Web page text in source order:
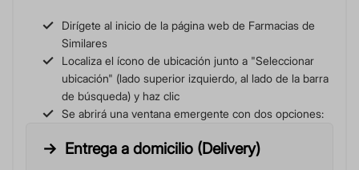
Dirígete al inicio de la página web de Farmacias de
Similares
Localiza el ícono de ubicación junto a "Seleccionar
ubicación" (lado superior izquierdo, al lado de la barra
de búsqueda) y haz clic
Se abrirá una ventana emergente con dos opciones:
Entrega a domicilio (Delivery)